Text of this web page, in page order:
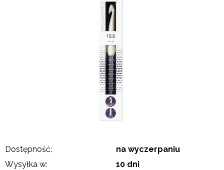
Dostępność:
na wyczerpaniu
Wysyłka w:
10 dni